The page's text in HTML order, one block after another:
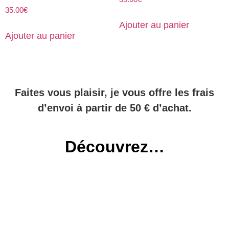
35.00€
Ajouter au panier
Ajouter au panier
Faites vous plaisir, je vous offre les frais
d’envoi à partir de 50 € d’achat.
Découvrez…